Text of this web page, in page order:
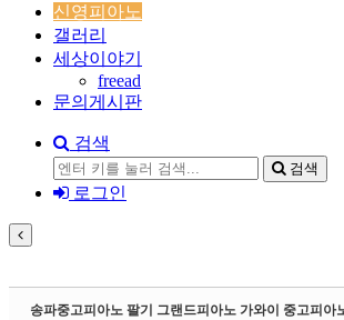
신영피아노
갤러리
세상이야기
freead
문의게시판
검색
검색
로그인
송파중고피아노 팔기 그랜드피아노 가와이 중고피아